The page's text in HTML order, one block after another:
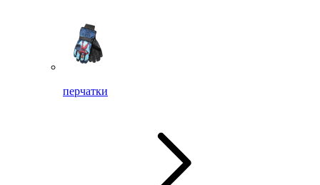
перчатки